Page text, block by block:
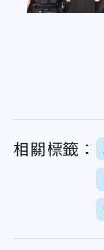
相關標籤：